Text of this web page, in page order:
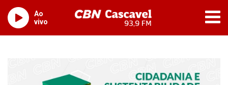
Ao
vivo